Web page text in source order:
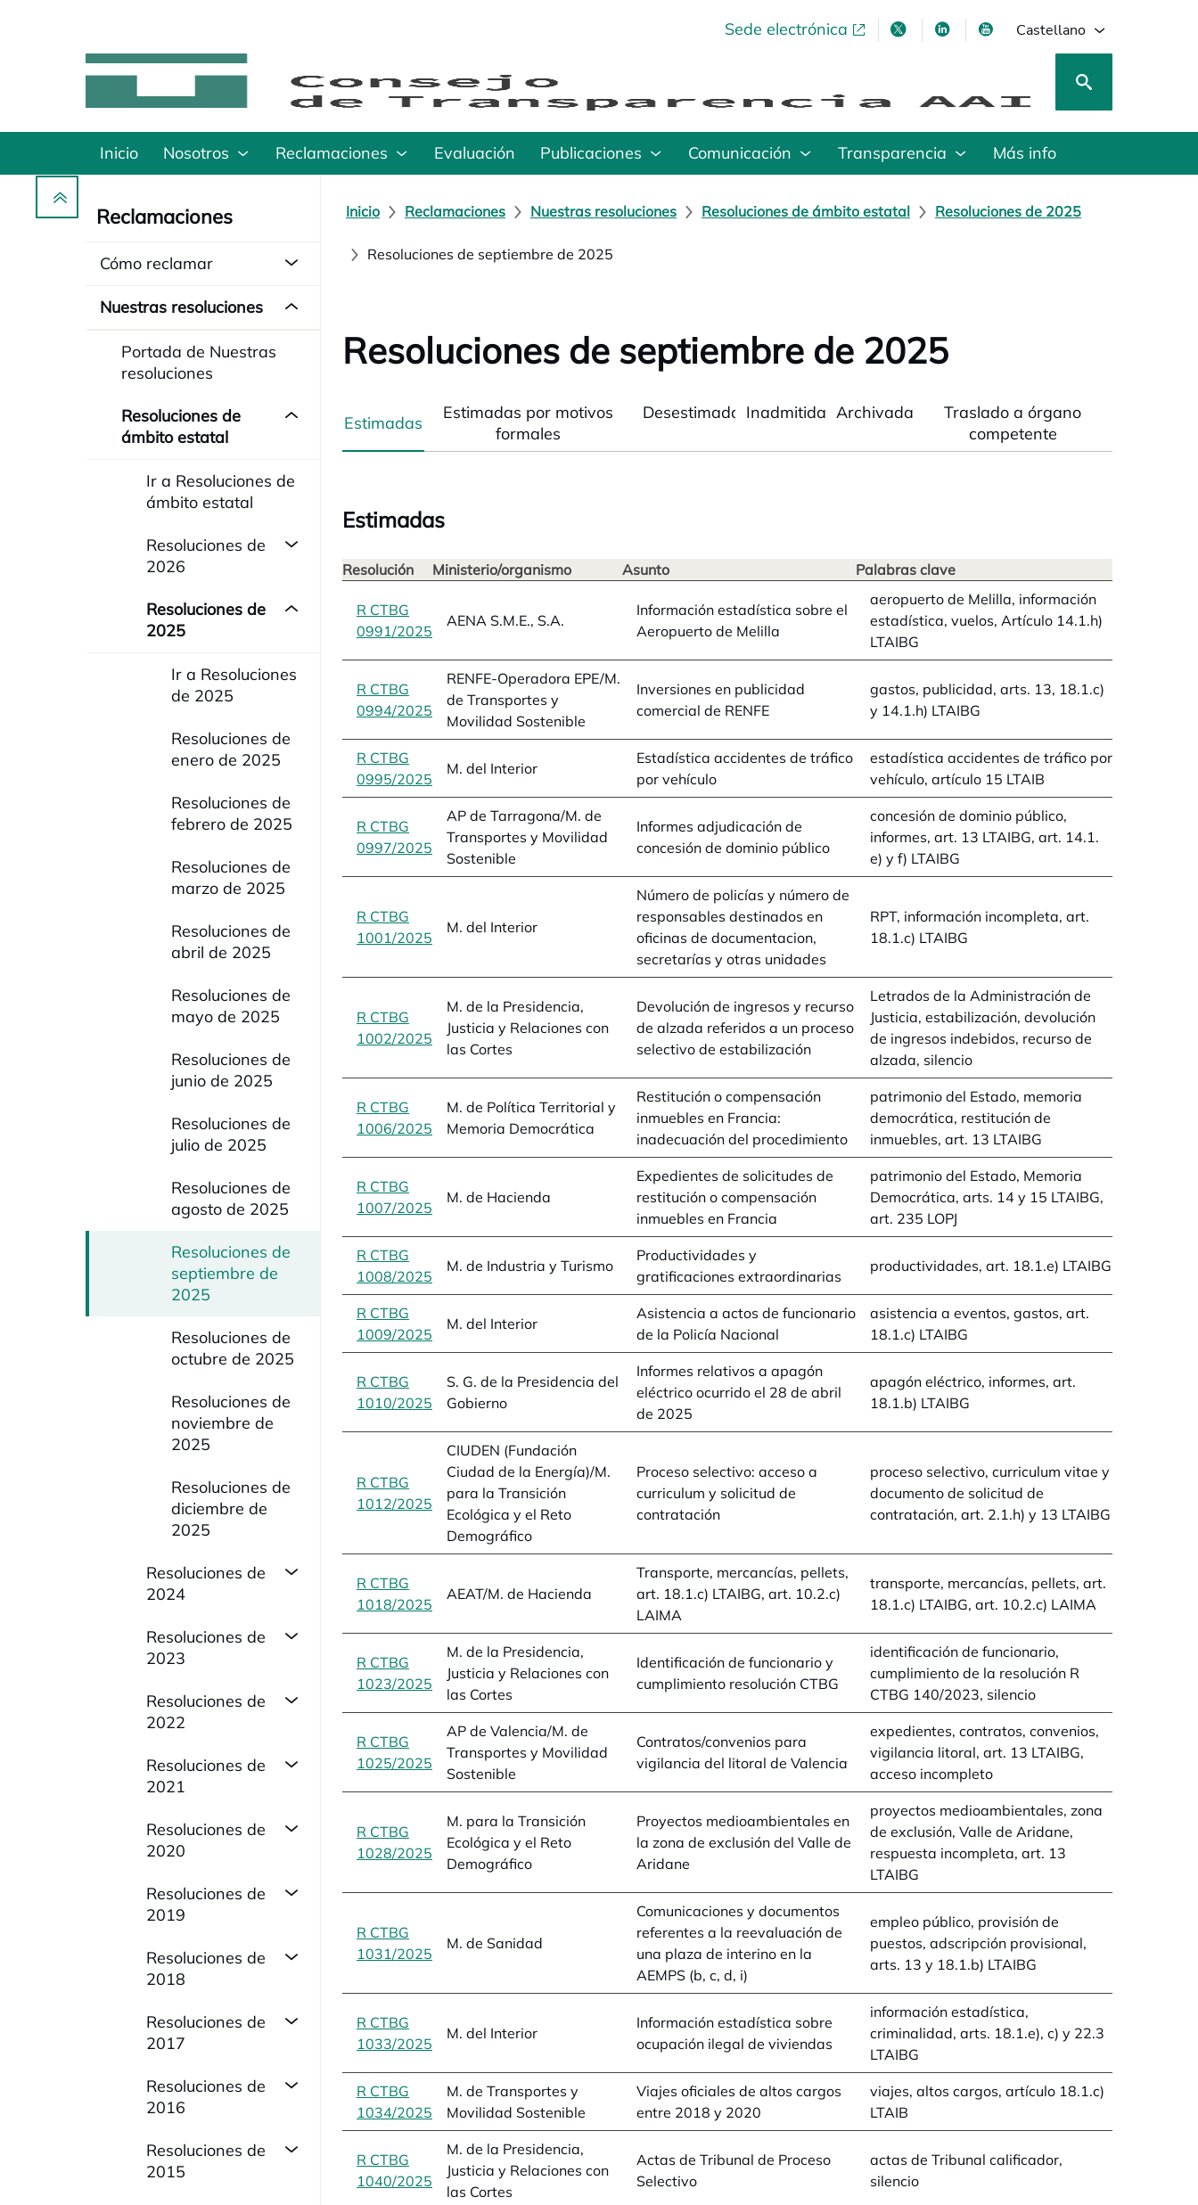
Sede electrónicase abre en una pestaña nueva
se abre en una pestaña nueva
se abre en una pestaña nueva
se abre en una pestaña
Castellano
Inicio Nosotros Reclamaciones Evaluación Publicaciones Comunicación Transparencia Más info
Reclamaciones
Cómo reclamar
Nuestras resoluciones
Portada de Nuestras
resoluciones
Resoluciones de
ámbito estatal
Ir a Resoluciones de
ámbito estatal
Resoluciones de
2026
Resoluciones de
2025
Ir a Resoluciones
de 2025
Resoluciones de
enero de 2025
Resoluciones de
febrero de 2025
Resoluciones de
marzo de 2025
Resoluciones de
abril de 2025
Resoluciones de
mayo de 2025
Resoluciones de
junio de 2025
Resoluciones de
julio de 2025
Resoluciones de
agosto de 2025
Resoluciones de
septiembre de
2025
Resoluciones de
octubre de 2025
Resoluciones de
noviembre de
2025
Resoluciones de
diciembre de
2025
Resoluciones de
2024
Resoluciones de
2023
Resoluciones de
2022
Resoluciones de
2021
Resoluciones de
2020
Resoluciones de
2019
Resoluciones de
2018
Resoluciones de
2017
Resoluciones de
2016
Resoluciones de
2015
Inicio Reclamaciones Nuestras resoluciones Resoluciones de ámbito estatal Resoluciones de 2025
Resoluciones de septiembre de 2025
Resoluciones de septiembre de 2025
Estimadas
Estimadas por motivos
formales
DesestimadasInadmitidas Archivadas
Traslado a órgano
competente
Estimadas
Resolución Ministerio/organismo Asunto Palabras clave
R CTBG
0991/2025 se abre en una pestaña nueva
AENA S.M.E., S.A.
Información estadística sobre el
Aeropuerto de Melilla
aeropuerto de Melilla, información
estadística, vuelos, Artículo 14.1.h)
LTAIBG
R CTBG
0994/2025 se abre en una pestaña nueva
RENFE-Operadora EPE/M.
de Transportes y
Movilidad Sostenible
Inversiones en publicidad
comercial de RENFE
gastos, publicidad, arts. 13, 18.1.c)
y 14.1.h) LTAIBG
R CTBG
0995/2025 se abre en una pestaña nueva
M. del Interior
Estadística accidentes de tráfico
por vehículo
estadística accidentes de tráfico por
vehículo, artículo 15 LTAIB
R CTBG
0997/2025 se abre en una pestaña nueva
AP de Tarragona/M. de
Transportes y Movilidad
Sostenible
Informes adjudicación de
concesión de dominio público
concesión de dominio público,
informes, art. 13 LTAIBG, art. 14.1.
e) y f) LTAIBG
R CTBG
1001/2025 se abre en una pestaña nueva
M. del Interior
Número de policías y número de
responsables destinados en
oficinas de documentacion,
secretarías y otras unidades
RPT, información incompleta, art.
18.1.c) LTAIBG
R CTBG
1002/2025 se abre en una pestaña nueva
M. de la Presidencia,
Justicia y Relaciones con
las Cortes
Devolución de ingresos y recurso
de alzada referidos a un proceso
selectivo de estabilización
Letrados de la Administración de
Justicia, estabilización, devolución
de ingresos indebidos, recurso de
alzada, silencio
R CTBG
1006/2025 se abre en una pestaña nueva
M. de Política Territorial y
Memoria Democrática
Restitución o compensación
inmuebles en Francia:
inadecuación del procedimiento
patrimonio del Estado, memoria
democrática, restitución de
inmuebles, art. 13 LTAIBG
R CTBG
1007/2025 se abre en una pestaña nueva
M. de Hacienda
Expedientes de solicitudes de
restitución o compensación
inmuebles en Francia
patrimonio del Estado, Memoria
Democrática, arts. 14 y 15 LTAIBG,
art. 235 LOPJ
R CTBG
1008/2025 se abre en una pestaña nueva
M. de Industria y Turismo
Productividades y
gratificaciones extraordinarias
productividades, art. 18.1.e) LTAIBG
R CTBG
1009/2025 se abre en una pestaña nueva
M. del Interior
Asistencia a actos de funcionario
de la Policía Nacional
asistencia a eventos, gastos, art.
18.1.c) LTAIBG
R CTBG
1010/2025 se abre en una pestaña nueva
S. G. de la Presidencia del
Gobierno
Informes relativos a apagón
eléctrico ocurrido el 28 de abril
de 2025
apagón eléctrico, informes, art.
18.1.b) LTAIBG
R CTBG
1012/2025 se abre en una pestaña nueva
CIUDEN (Fundación
Ciudad de la Energía)/M.
para la Transición
Ecológica y el Reto
Demográfico
Proceso selectivo: acceso a
curriculum y solicitud de
contratación
proceso selectivo, curriculum vitae y
documento de solicitud de
contratación, art. 2.1.h) y 13 LTAIBG
R CTBG
1018/2025 se abre en una pestaña nueva
AEAT/M. de Hacienda
Transporte, mercancías, pellets,
art. 18.1.c) LTAIBG, art. 10.2.c)
LAIMA
transporte, mercancías, pellets, art.
18.1.c) LTAIBG, art. 10.2.c) LAIMA
R CTBG
1023/2025 se abre en una pestaña nueva
M. de la Presidencia,
Justicia y Relaciones con
las Cortes
Identificación de funcionario y
cumplimiento resolución CTBG
identificación de funcionario,
cumplimiento de la resolución R
CTBG 140/2023, silencio
R CTBG
1025/2025 se abre en una pestaña nueva
AP de Valencia/M. de
Transportes y Movilidad
Sostenible
Contratos/convenios para
vigilancia del litoral de Valencia
expedientes, contratos, convenios,
vigilancia litoral, art. 13 LTAIBG,
acceso incompleto
R CTBG
1028/2025 se abre en una pestaña nueva
M. para la Transición
Ecológica y el Reto
Demográfico
Proyectos medioambientales en
la zona de exclusión del Valle de
Aridane
proyectos medioambientales, zona
de exclusión, Valle de Aridane,
respuesta incompleta, art. 13
LTAIBG
R CTBG
1031/2025 se abre en una pestaña nueva
M. de Sanidad
Comunicaciones y documentos
referentes a la reevaluación de
una plaza de interino en la
AEMPS (b, c, d, i)
empleo público, provisión de
puestos, adscripción provisional,
arts. 13 y 18.1.b) LTAIBG
R CTBG
1033/2025 se abre en una pestaña nueva
M. del Interior
Información estadística sobre
ocupación ilegal de viviendas
información estadística,
criminalidad, arts. 18.1.e), c) y 22.3
LTAIBG
R CTBG
1034/2025 se abre en una pestaña nueva
M. de Transportes y
Movilidad Sostenible
Viajes oficiales de altos cargos
entre 2018 y 2020
viajes, altos cargos, artículo 18.1.c)
LTAIB
R CTBG
1040/2025 se abre en una pestaña nueva
M. de la Presidencia,
Justicia y Relaciones con
las Cortes
Actas de Tribunal de Proceso
Selectivo
actas de Tribunal calificador,
silencio